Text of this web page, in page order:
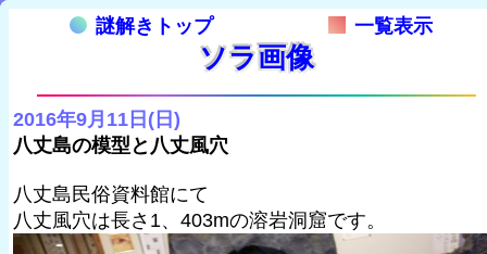
謎解きトップ 一覧表示
ソラ画像
2016年9月11日(日)
八丈島の模型と八丈風穴
八丈島民俗資料館にて
八丈風穴は長さ1、403mの溶岩洞窟です。